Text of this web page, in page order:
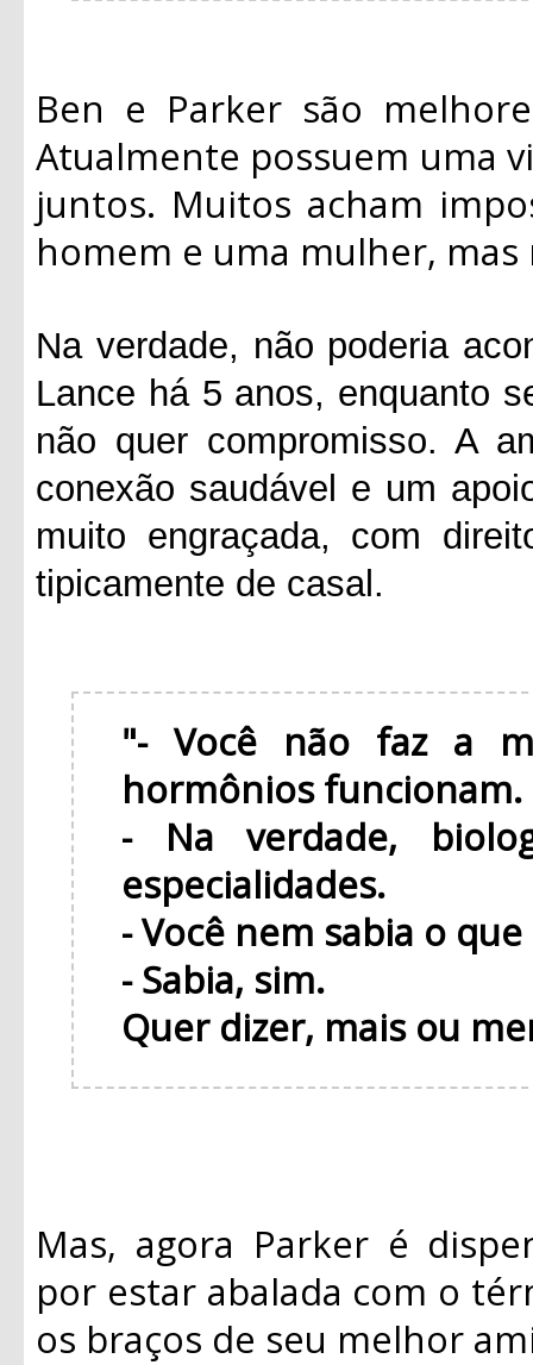
Ben e Parker são
Atualmente possuem uma
juntos. Muitos acham
homem e uma mulher,
Na verdade, não poderia
Lance há 5 anos, enquanto
não quer compromisso. A
conexão saudável e um
muito engraçada, com
tipicamente de casal.
"- Você não faz a
hormônios funcionam.
- Na verdade,
especialidades.
- Você nem sabia o
- Sabia, sim.
Quer dizer, mais ou
Mas, agora Parker é
por estar abalada com o
os braços de seu melhor